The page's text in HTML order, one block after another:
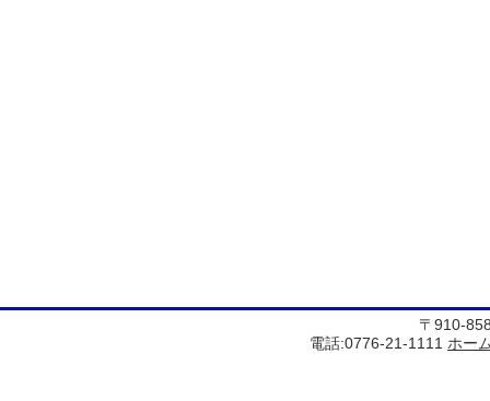
〒910-
電話:0776-21-1111 ホー